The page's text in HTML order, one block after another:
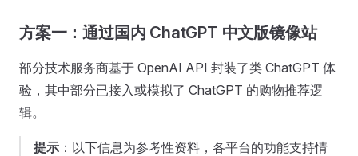
方案一：通过国内 ChatGPT 中文版镜像站
部分技术服务商基于 OpenAI API 封装了类 ChatGPT 体
验，其中部分已接入或模拟了 ChatGPT 的购物推荐逻
辑。
提示 ：以下信息为参考性资料，各平台的功能支持情